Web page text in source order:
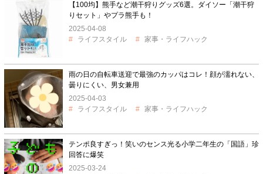
【100均】熊手など潮干狩りグッズ6選。ダイソー「潮干狩
りセット」やプラ熊手も！
2025-04-08
ライフスタイル
家事・ライフハック
雨の日の自転車送迎で最強のカッパはコレ！顔が濡れない、
曇りにくい、男女兼用
2025-04-03
ライフスタイル
家事・ライフハック
テンポ良すぎっ！笑いのセンス光る小学二年生の「国語」珍
回答に爆笑
2025-03-24